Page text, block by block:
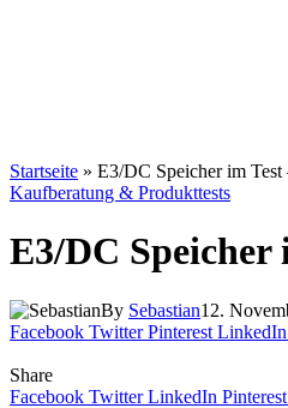
Startseite » E3/DC Speicher im
Kaufberatung & Produkttests
E3/DC
By Sebastian12.
Facebook Twitter Pinterest LinkedIn
Share
Facebook Twitter LinkedIn Pinterest